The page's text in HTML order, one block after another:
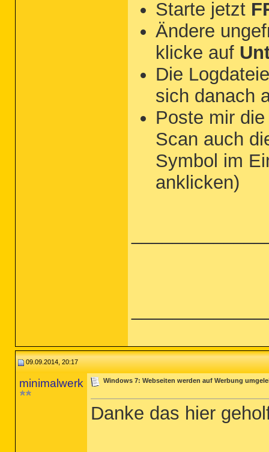
Starte jetzt
Ändere
klicke auf
Die
sich danach
Poste mir
Scan auch
Symbol im
anklicken)
09.09.2014, 20:17
minimalwerk Windows 7: Webseiten werden auf Werbung
Danke das hier